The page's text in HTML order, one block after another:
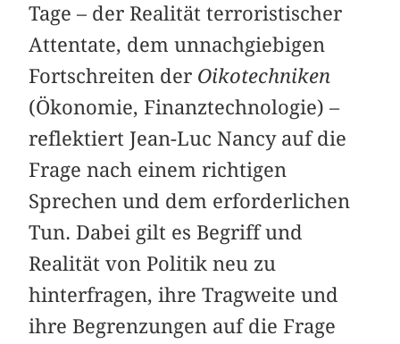
Tage – der Realität terroristischer
Attentate, dem unnachgiebigen
Fortschreiten der Oikotechniken
(Ökonomie, Finanztechnologie) –
reflektiert Jean-Luc Nancy auf die
Frage nach einem richtigen
Sprechen und dem erforderlichen
Tun. Dabei gilt es Begriff und
Realität von Politik neu zu
hinterfragen, ihre Tragweite und
ihre Begrenzungen auf die Frage